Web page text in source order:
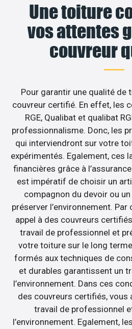
Une toiture
vos attentes
couvreur
Pour garantir une qualité de
couvreur certifié. En effet, les
RGE, Qualibat et qualibat
professionnalisme. Donc, les
qui interviendront sur votre
expérimentés. Egalement, ces
financières grâce à
est impératif de choisir un
compagnon du devoir ou
préserver l’environnement.
appel à des couvreurs
travail de professionnel et
votre toiture sur le long
formés aux techniques de
et durables garantissent un
l’environnement. Dans ces
des couvreurs certifiés, vous
travail de professionnel
l’environnement. Egalement,